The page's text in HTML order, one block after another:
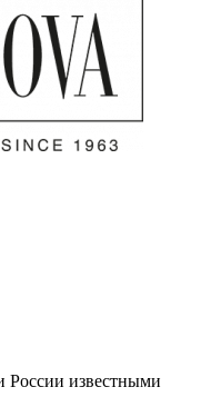
России известными